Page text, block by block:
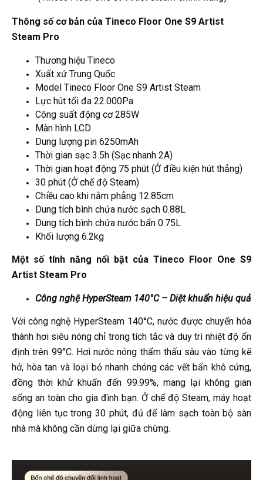
Thông số cơ bản của Tineco Floor One S9 Artist
Steam Pro
Thương hiệu Tineco
Xuất xứ Trung Quốc
Model Tineco Floor One S9 Artist Steam
Lực hút tối đa 22.000Pa
Công suất động cơ 285W
Màn hình LCD
Dung lượng pin 6250mAh
Thời gian sạc 3.5h (Sạc nhanh 2A)
Thời gian hoạt động 75 phút (Ở điều kiện hút thẳng)
30 phút (Ở chế độ Steam)
Chiều cao khi nằm phẳng 12.85cm
Dung tích bình chứa nước sạch 0.88L
Dung tích bình chứa nước bẩn 0.75L
Khối lượng 6.2kg
Một số tính năng nổi bật của Tineco Floor One S9
Artist Steam Pro
Công nghệ HyperSteam 140°C – Diệt khuẩn hiệu quả
Với công nghệ HyperSteam 140°C, nước được chuyển hóa
thành hơi siêu nóng chỉ trong tích tắc và duy trì nhiệt độ ổn
định trên 99°C. Hơi nước nóng thẩm thấu sâu vào từng kẽ
hở, hòa tan và loại bỏ nhanh chóng các vết bẩn khô cứng,
đồng thời khử khuẩn đến 99.99%, mang lại không gian
sống an toàn cho gia đình bạn. Ở chế độ Steam, máy hoạt
động liên tục trong 30 phút, đủ để làm sạch toàn bộ sàn
nhà mà không cần dừng lại giữa chừng.